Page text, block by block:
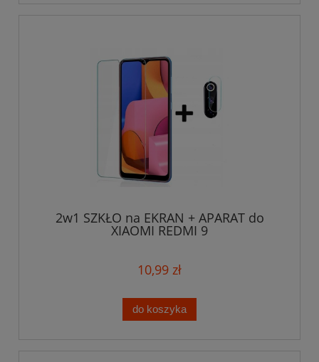
2w1 SZKŁO na EKRAN + APARAT do
XIAOMI REDMI 9
10,99 zł
do koszyka